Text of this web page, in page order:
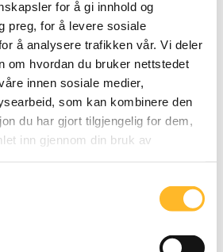
for å gi innhold og
preg, for å levere sosiale
å analysere trafikken vår. Vi deler
om hvordan du bruker nettstedet
innen sosiale medier,
som kan kombinere den
du har gjort tilgjengelig for dem,
inn gjennom din bruk av
på besøk renholder
i det.
dro ansatte og vikarer fra
Sverige og Polen hjem. Nå sliter
og vil selvsagt at både
har vært der i 25 år og meldte
ikke hadde nok folk til